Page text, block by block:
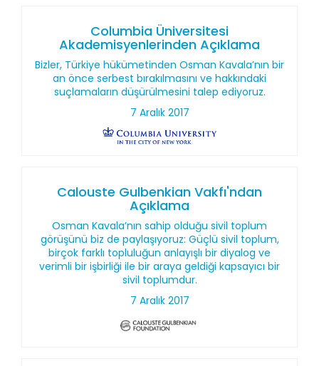
Columbia Üniversitesi
Akademisyenlerinden Açıklama
Bizler, Türkiye hükümetinden Osman Kavala’nın bir
an önce serbest bırakılmasını ve hakkındaki
suçlamaların düşürülmesini talep ediyoruz.
7 Aralık 2017
Calouste Gulbenkian Vakfı'ndan
Açıklama
Osman Kavala’nın sahip olduğu sivil toplum
görüşünü biz de paylaşıyoruz: Güçlü sivil toplum,
birçok farklı topluluğun anlayışlı bir diyalog ve
verimli bir işbirliği ile bir araya geldiği kapsayıcı bir
sivil toplumdur.
7 Aralık 2017